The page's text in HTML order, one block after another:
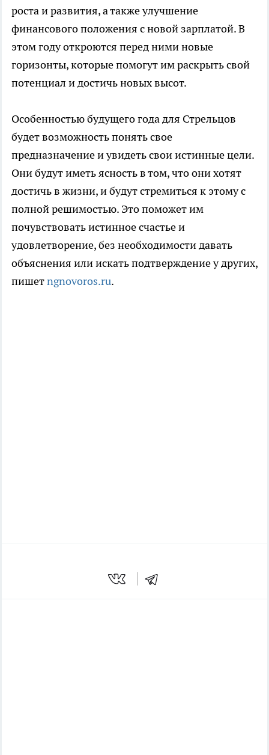
роста и развития, а также улучшение
финансового положения с новой зарплатой. В
этом году откроются перед ними новые
горизонты, которые помогут им раскрыть свой
потенциал и достичь новых высот.
Особенностью будущего года для Стрельцов
будет возможность понять свое
предназначение и увидеть свои истинные цели.
Они будут иметь ясность в том, что они хотят
достичь в жизни, и будут стремиться к этому с
полной решимостью. Это поможет им
почувствовать истинное счастье и
удовлетворение, без необходимости давать
объяснения или искать подтверждение у других,
пишетngnovoros.ru.